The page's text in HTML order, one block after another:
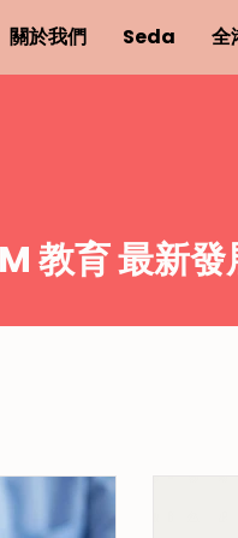
關於我們 Seda 全
教育 最新